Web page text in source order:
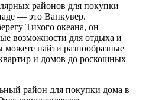
районов для покупки
— это Ванкувер.
Тихого океана, он
возможности для отдыха и
можете найти разнообразные
и домов до роскошных
район для покупки дома в